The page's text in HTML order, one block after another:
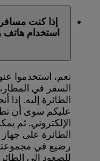
إذا كنت
استخدام
نعم، استخدموا
السفر في
الطائرة إليه.
عليكم سوى أن
الإلكتروني. ثم
الطائرة على
رضيع في
للصعود إلى